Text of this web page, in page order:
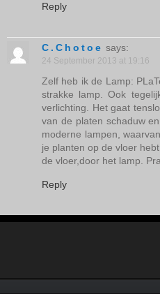
Reply
C.Chotoe says:
24 September 2013 at 19:16
Zelf heb ik de Lamp:
strakke lamp. Ook
verlichting. Het gaat
van de platen schaduw
moderne lampen,
je planten op de vloer
de vloer,door het lamp.
Reply